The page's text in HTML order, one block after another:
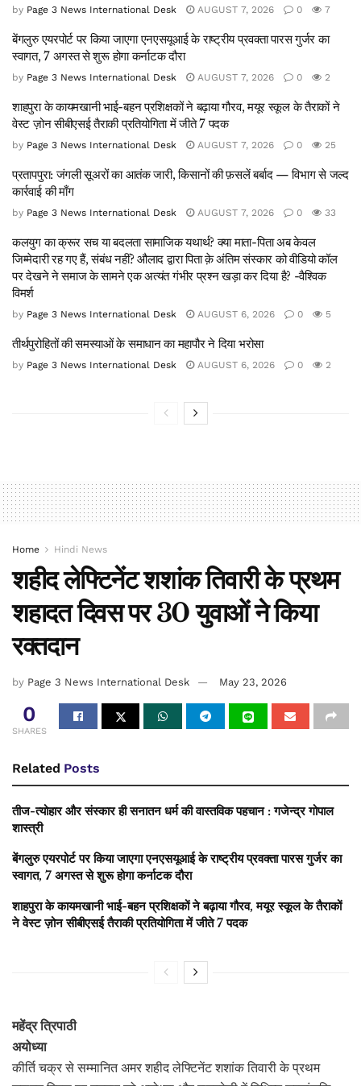
by Page 3 News International Desk AUGUST 7, 2026 0 7
बेंगलुरु एयरपोर्ट पर किया जाएगा एनएसयूआई के राष्ट्रीय प्रवक्ता पारस गुर्जर का
स्वागत, 7 अगस्त से शुरू होगा कर्नाटक दौरा
by Page 3 News International Desk AUGUST 7, 2026 0 2
शाहपुरा के कायमखानी भाई-बहन प्रशिक्षकों ने बढ़ाया गौरव, मयूर स्कूल के तैराकों ने
वेस्ट ज़ोन सीबीएसई तैराकी प्रतियोगिता में जीते 7 पदक
by Page 3 News International Desk AUGUST 7, 2026 0 25
प्रतापपुरा: जंगली सूअरों का आतंक जारी, किसानों की फ़सलें बर्बाद — विभाग से जल्द
कार्रवाई की माँग
by Page 3 News International Desk AUGUST 7, 2026 0 33
कलयुग का क्रूर सच या बदलता सामाजिक यथार्थ? क्या माता-पिता अब केवल
जिम्मेदारी रह गए हैं, संबंध नहीं? औलाद द्वारा पिता क़े अंतिम संस्कार को वीडियो कॉल
पर देखने ने समाज के सामने एक अत्यंत गंभीर प्रश्न खड़ा कर दिया है? -वैश्विक
विमर्श
by Page 3 News International Desk AUGUST 6, 2026 0 5
तीर्थपुरोहितों की समस्याओं के समाधान का महापौर ने दिया भरोसा
by Page 3 News International Desk AUGUST 6, 2026 0 2
Home Hindi News
शहीद लेफ्टिनेंट शशांक तिवारी के प्रथम
शहादत दिवस पर 30 युवाओं ने किया
रक्तदान
by Page 3 News International Desk May 23, 2026
0
SHARES
Related Posts
तीज-त्योहार और संस्कार ही सनातन धर्म की वास्तविक पहचान : गजेन्द्र गोपाल
शास्त्री
बेंगलुरु एयरपोर्ट पर किया जाएगा एनएसयूआई के राष्ट्रीय प्रवक्ता पारस गुर्जर का
स्वागत, 7 अगस्त से शुरू होगा कर्नाटक दौरा
शाहपुरा के कायमखानी भाई-बहन प्रशिक्षकों ने बढ़ाया गौरव, मयूर स्कूल के तैराकों
ने वेस्ट ज़ोन सीबीएसई तैराकी प्रतियोगिता में जीते 7 पदक
महेंद्र त्रिपाठी
अयोध्या
कीर्ति चक्र से सम्मानित अमर शहीद लेफ्टिनेंट शशांक तिवारी के प्रथम